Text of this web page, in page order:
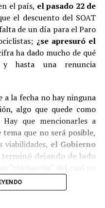
el país, el pasado 22 de
el descuento del SOAT
de un día para el Paro
¿se apresuró el
ha dado mucho de qué
y hasta una renuncia
a la fecha no hay ninguna
algo que quede como
Hay que mencionarles a
que no será posible,
viabilidades, el Gobierno
dejando de lado